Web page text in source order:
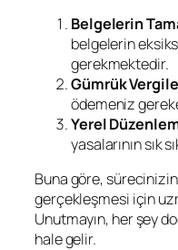
Belgelerin
belgelerin
gerekmektedir.
Gümrük
ödemeniz
Yerel
yasalarının sık
Buna göre,
gerçekleşmesi için
Unutmayın, her şey
hale gelir.